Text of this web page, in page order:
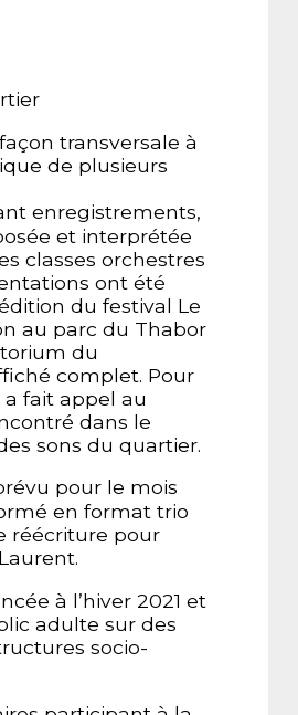
transversale à
de plusieurs
enregistrements,
et interprétée
classes orchestres
ont été
du festival Le
au parc du Thabor
du
complet. Pour
fait appel au
dans le
sons du quartier.
pour le mois
en format trio
réécriture pour
à l’hiver 2021 et
adulte sur des
socio-